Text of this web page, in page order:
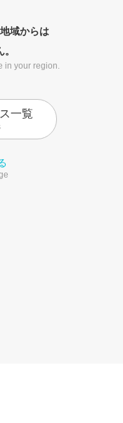
域からは
in your region.
一覧